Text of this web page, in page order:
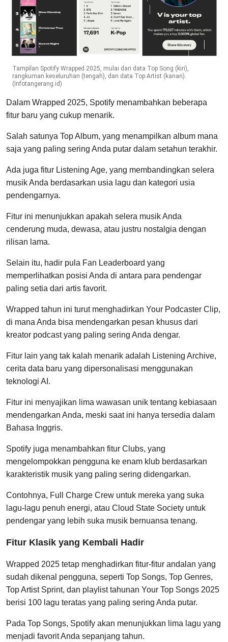
Tampilan Spotify Wrapped 2025, mulai dari data Top Song (kiri),
rangkuman keseluruhan (tengah), dan data Top Artist (kanan).
(Infotangerang.id)
Dalam Wrapped 2025, Spotify menambahkan beberapa
fitur baru yang cukup menarik.
Salah satunya Top Album, yang menampilkan album mana
saja yang paling sering Anda putar dalam setahun terakhir.
Ada juga fitur Listening Age, yang membandingkan selera
musik Anda berdasarkan usia lagu dan kategori usia
pendengarnya.
Fitur ini menunjukkan apakah selera musik Anda
cenderung muda, dewasa, atau justru nostalgia dengan
rilisan lama.
Selain itu, hadir pula Fan Leaderboard yang
memperlihatkan posisi Anda di antara para pendengar
paling setia dari artis favorit.
Wrapped tahun ini turut menghadirkan Your Podcaster Clip,
di mana Anda bisa mendengarkan pesan khusus dari
kreator podcast yang paling sering Anda dengar.
Fitur lain yang tak kalah menarik adalah Listening Archive,
cerita data baru yang dipersonalisasi menggunakan
teknologi AI.
Fitur ini menyajikan lima wawasan unik tentang kebiasaan
mendengarkan Anda, meski saat ini hanya tersedia dalam
Bahasa Inggris.
Spotify juga menambahkan fitur Clubs, yang
mengelompokkan pengguna ke enam klub berdasarkan
karakteristik musik yang paling sering didengarkan.
Contohnya, Full Charge Crew untuk mereka yang suka
lagu-lagu penuh energi, atau Cloud State Society untuk
pendengar yang lebih suka musik bernuansa tenang.
Fitur Klasik yang Kembali Hadir
Wrapped 2025 tetap menghadirkan fitur-fitur andalan yang
sudah dikenal pengguna, seperti Top Songs, Top Genres,
Top Artist Sprint, dan playlist tahunan Your Top Songs 2025
berisi 100 lagu teratas yang paling sering Anda putar.
Pada Top Songs, Spotify akan menunjukkan lima lagu yang
menjadi favorit Anda sepanjang tahun.